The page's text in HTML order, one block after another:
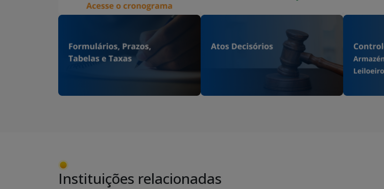
Instituições relacionadas